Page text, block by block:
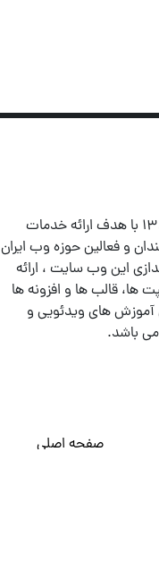
پرشین اسکریپت در سال ۱۳۸۶ با هدف ارائه خدمات
و فعالین حوزه وب ایران
این وب سایت ، ارائه
ها، قالب ها و افزونه ها
آموزش های ویدئویی و
می باشد.
صفحه اصلی